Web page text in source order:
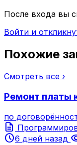
После входа вы
Войти и
Похожие
Смотреть все ›
Ремонт платы
по
description
schedule6 дней назад